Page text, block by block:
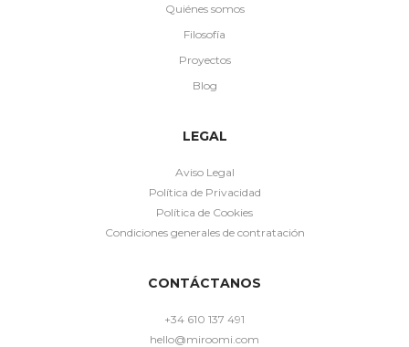
Quiénes somos
Filosofía
Proyectos
Blog
LEGAL
Aviso Legal
Política de Privacidad
Política de Cookies
Condiciones generales de contratación
CONTÁCTANOS
+34 610 137 491
hello@miroomi.com